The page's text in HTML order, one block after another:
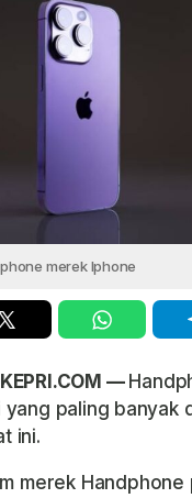
merek Iphone
—
yang paling banyak
ini.
merek